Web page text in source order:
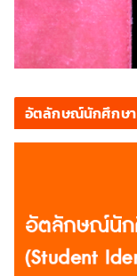
อัตลักษณ์นักศึกษา